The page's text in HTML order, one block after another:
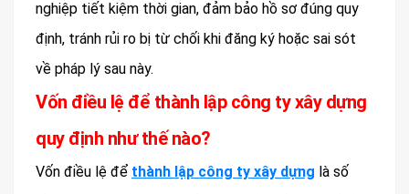
nghiệp tiết kiệm thời gian, đảm bảo hồ sơ đúng quy
định, tránh rủi ro bị từ chối khi đăng ký hoặc sai sót
về pháp lý sau này.
Vốn điều lệ để thành lập công ty xây dựng
quy định như thế nào?
Vốn điều lệ để thành lập công ty xây dựng là số